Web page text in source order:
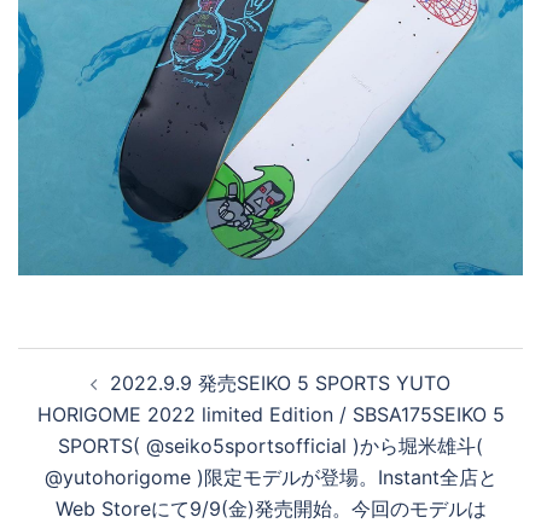
ナ
2022.9.9 発売SEIKO 5 SPORTS YUTO
HORIGOME 2022 limited Edition / SBSA175SEIKO 5
SPORTS( @seiko5sportsofficial )から堀米雄斗(
@yutohorigome )限定モデルが登場。Instant全店と
Web Storeにて9/9(金)発売開始。今回のモデルは